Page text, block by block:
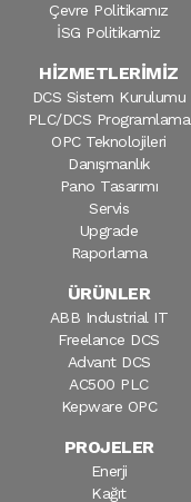
Çevre Politikamız
İSG Politikamiz
HİZMETLERİMİZ
DCS Sistem Kurulumu
PLC/DCS Programlama
OPC Teknolojileri
Danışmanlık
Pano Tasarımı
Servis
Upgrade
Raporlama
ÜRÜNLER
ABB Industrial IT
Freelance DCS
Advant DCS
AC500 PLC
Kepware OPC
PROJELER
Enerji
Kağıt